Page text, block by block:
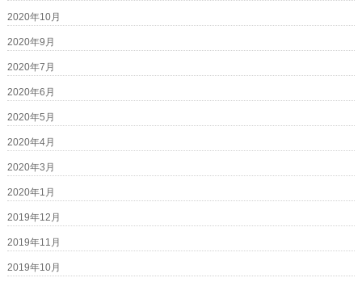
2020年10月
2020年9月
2020年7月
2020年6月
2020年5月
2020年4月
2020年3月
2020年1月
2019年12月
2019年11月
2019年10月